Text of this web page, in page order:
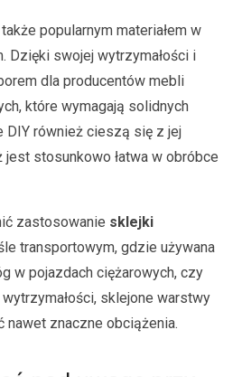
popularnym materiałem w
Dzięki swojej wytrzymałości i
dla producentów mebli
które wymagają solidnych
DIY również cieszą się z jej
jest stosunkowo łatwa w obróbce
zastosowanie sklejki
transportowym, gdzie używana
w pojazdach ciężarowych, czy
sklejone warstwy
nawet znaczne obciążenia.